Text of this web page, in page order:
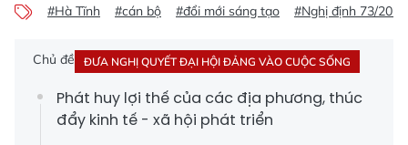
#Hà Tĩnh #cán bộ #đổi mới sáng tạo #Nghị định 73/2023
Chủ đề ĐƯA NGHỊ QUYẾT ĐẠI HỘI ĐẢNG VÀO CUỘC SỐNG
Phát huy lợi thế của các địa phương, thúc
đẩy kinh tế - xã hội phát triển